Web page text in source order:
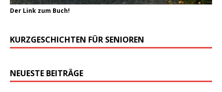
Der Link zum Buch!
KURZGESCHICHTEN FÜR SENIOREN
NEUESTE BEITRÄGE